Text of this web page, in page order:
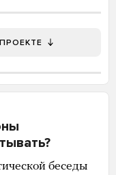
беседы